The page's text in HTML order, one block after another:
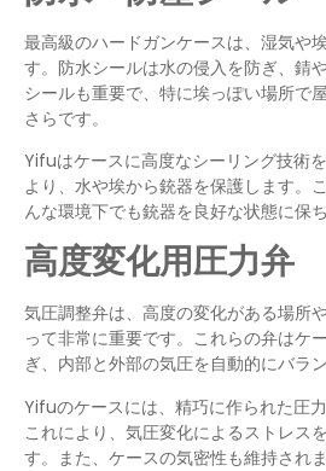
最高級のハードガンケースは、湿気や
す。防水シールは水の侵入を防ぎ、錆
シールも重要で、特に埃っぽい場所で
さらです。
Yifuはケースに高度なシーリング技術
より、水や埃から銃器を保護します。
んな環境下でも銃器を良好な状態に保ち
高度変化用圧力弁
気圧調整弁は、高度の変化がある場所
って非常に重要です。これらの弁はケ
ぎ、内部と外部の気圧を自動的にバラ
Yifuのケースには、精巧に作られた圧
これにより、気圧変化によるストレス
す。また、ケースの気密性も維持されま